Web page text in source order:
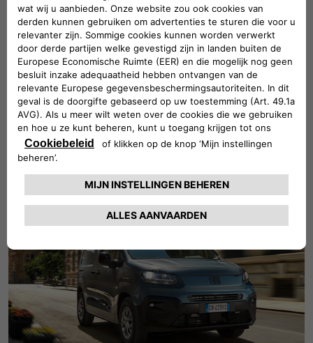
Bekijk onze voorraadmodellen
ONTDEK VOORRAAD